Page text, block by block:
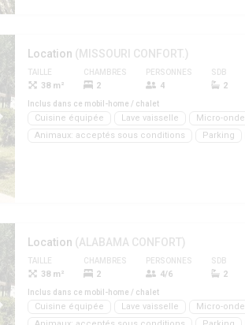
Location (MISSOURI CONFORT.)
TAILLE
38 m²
CHAMBRES
2
PERSONNES
4
SDB
2
Inclus dans ce mobil-home / chalet
Cuisine équipée Lave vaisselle Micro-onde
Animaux: acceptés sous conditions
Parking
Location (ALABAMA CONFORT)
TAILLE
38 m²
CHAMBRES
2
PERSONNES
4/6
SDB
2
Inclus dans ce mobil-home / chalet
Cuisine équipée Lave vaisselle Micro-onde